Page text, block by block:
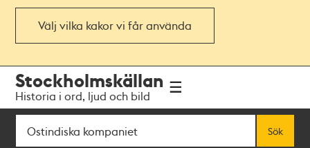
Välj vilka kakor vi får använda
navigationen
huvudinnehållet
Stockholmskällan
Historia i ord, ljud och bild
Sök
Sök